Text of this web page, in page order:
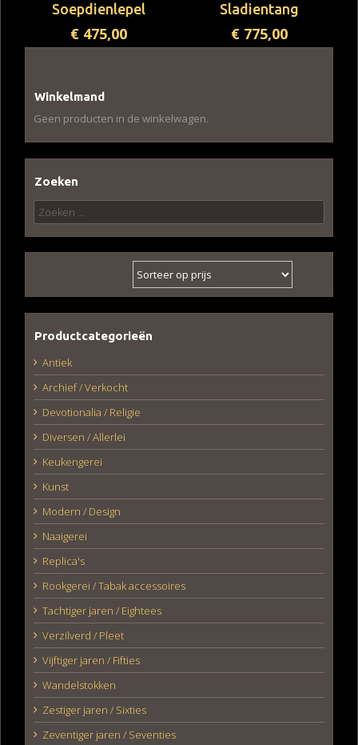
Soepdienlepel
€ 475,00
Sladientang
€775,00
Winkelmand
Geen producten in de winkelwagen.
Zoeken
Zoeken
naar:
Productcategorieën
Antiek
Archief / Verkocht
Devotionalia / Religie
Diversen / Allerlei
Keukengerei
Kunst
Modern / Design
Naaigerei
Replica's
Rookgerei / Tabak accessoires
Tachtiger jaren / Eightees
Verzilverd / Pleet
Vijftiger jaren / Fifties
Wandelstokken
Zestiger jaren / Sixties
Zeventiger jaren / Seventies